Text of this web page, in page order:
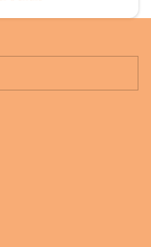
(Förder-)
strukturelle)
und zu